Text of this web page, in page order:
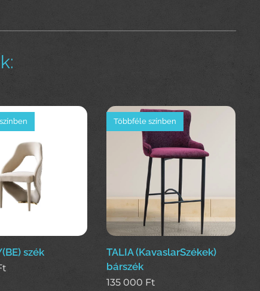
szék
TALIA (KavaslarSzékek)
bárszék
Többféle színben
135 000 Ft